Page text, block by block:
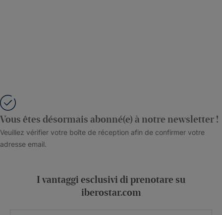
Vous êtes désormais abonné(e) à notre newsletter !
Veuillez vérifier votre boîte de réception afin de confirmer votre
adresse email.
I vantaggi esclusivi di prenotare su
iberostar.com